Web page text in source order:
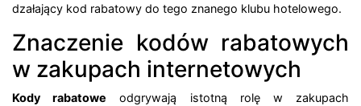
dzałający kod rabatowy do tego znanego klubu hotelowego.
Znaczenie kodów rabatowych
w zakupach internetowych
Kody rabatowe odgrywają istotną rolę w zakupach